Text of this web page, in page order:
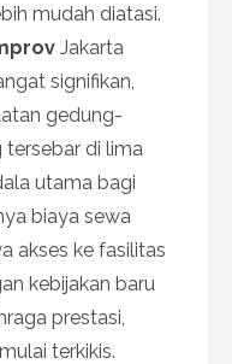
mudah diatasi.
Jakarta
signifikan,
gedung-
tersebar di lima
utama bagi
biaya sewa
akses ke fasilitas
kebijakan baru
prestasi,
terkikis.